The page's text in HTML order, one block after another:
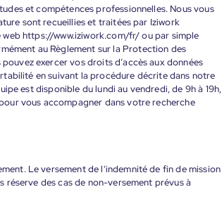
et compétences professionnelles. Nous vous
sont recueillies et traitées par Iziwork
https://www.iziwork.com/fr/ ou par simple
au Règlement sur la Protection des
exercer vos droits d’accès aux données
en suivant la procédure décrite dans notre
est disponible du lundi au vendredi, de 9h à 19h,
vous accompagner dans votre recherche
Le versement de l'indemnité de fin de mission
des cas de non-versement prévus à